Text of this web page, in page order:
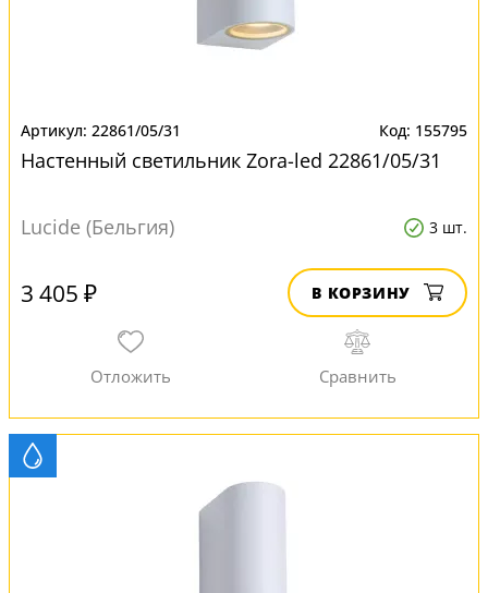
22861/05/31 155795
Настенный светильник Zora-led 22861/05/31
Lucide (Бельгия) 3 шт.
3 405 ₽ В КОРЗИНУ